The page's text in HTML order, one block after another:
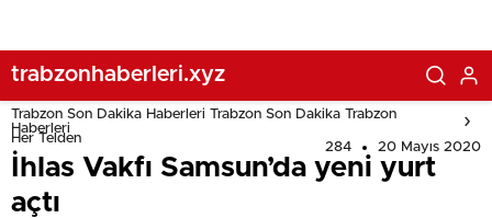
trabzonhaberleri.xyz
Trabzon Son Dakika Haberleri Trabzon Son Dakika Trabzon
Haberleri
Her Telden
284 20 Mayıs 2020
İhlas Vakfı Samsun’da yeni yurt
açtı